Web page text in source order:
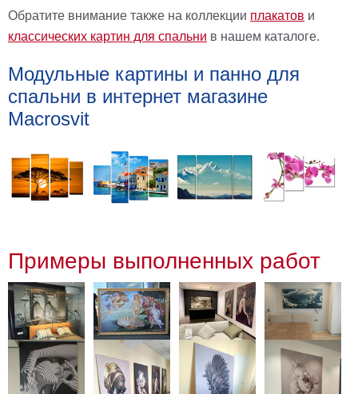
Обратите внимание также на коллекции плакатов и
классических картин для спальни в нашем каталоге.
Модульные картины и панно для
спальни в интернет магазине
Macrosvit
Примеры выполненных работ